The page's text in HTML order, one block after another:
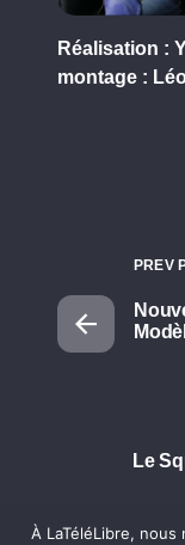
Réalisation :
montage :
PREV
Le
À LaTéléLibre,